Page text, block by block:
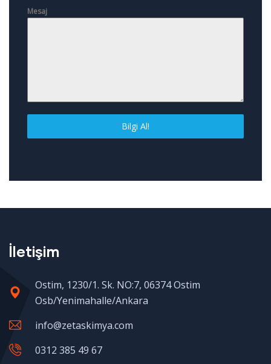
Mesaj
Bilgi Al!
İletişim
Ostim, 1230/1. Sk. NO:7, 06374 Ostim
Osb/Yenimahalle/Ankara
info@zetaskimya.com
0312 385 49 67